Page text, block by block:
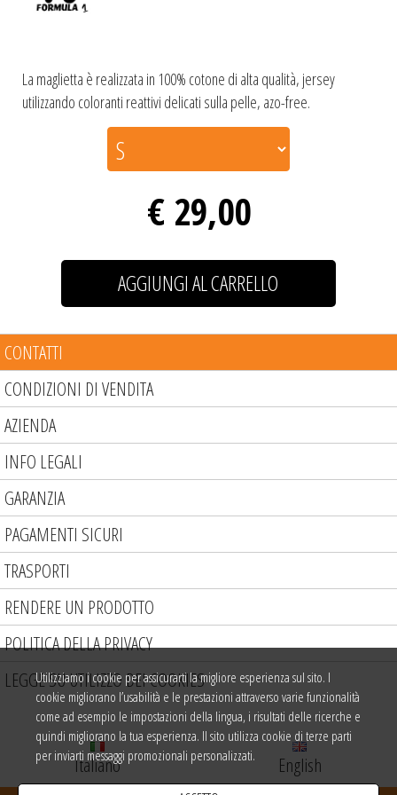
La maglietta è realizzata in 100% cotone di alta qualità, jersey
utilizzando coloranti reattivi delicati sulla pelle, azo-free.
€ 29,00
CONTATTI
CONDIZIONI DI VENDITA
AZIENDA
INFO LEGALI
GARANZIA
PAGAMENTI SICURI
TRASPORTI
RENDERE UN PRODOTTO
POLITICA DELLA PRIVACY
LEGGE SU UTILIZZO DEI COOKIES
Italiano English
Utilizziamo i cookie per assicurarti la migliore esperienza sul sito. I
cookie migliorano l’usabilità e le prestazioni attraverso varie funzionalità
come ad esempio le impostazioni della lingua, i risultati delle ricerche e
quindi migliorano la tua esperienza. Il sito utilizza cookie di terze parti
per inviarti messaggi promozionali personalizzati.